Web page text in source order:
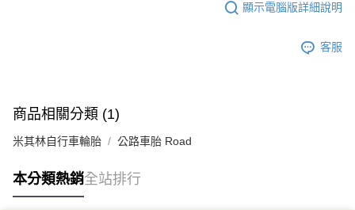
顯示電腦版詳細說明
客服
商品相關分類 (1)
米其林自行車輪胎 公路車胎 Road
本分類熱銷全站排行